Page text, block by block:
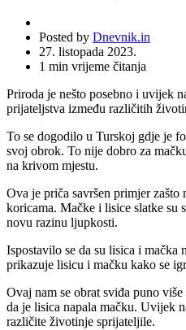
Posted by Dnevnik.in
27. listopada 2023.
1 min vrijeme čitanja
Priroda je nešto posebno i uvijek
prijateljstva između različitih
To se dogodilo u Turskoj gdje je
svoj obrok. To nije dobro za
na krivom mjestu.
Ova je priča savršen primjer
koricama. Mačke i lisice slatke su
novu razinu ljupkosti.
Ispostavilo se da su lisica i
prikazuje lisicu i mačku kako se
Ovaj nam se obrat sviđa puno
da je lisica napala mačku. Uvijek
različite životinje sprijateljile.